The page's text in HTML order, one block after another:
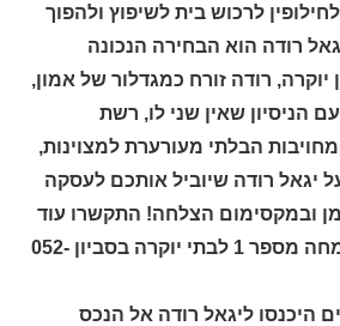
לרכוש בית לשיפוץ ולהפוך
רודה הוא הבחירה הנכונה
רודה זורח כמגדלור של אמון,
הניסיון שאין שני לו, רשת
הבלתי מעורערת למצוינות,
יגאל רודה שיוביל אותכם לעסקה
ובמקסימום הצלחה! התקשרו עוד
היום ליגאל רודה מומחה מספר 1 לבתי יוקרה בסביון 052-
היכנסו ליגאל רודה אל הנכס